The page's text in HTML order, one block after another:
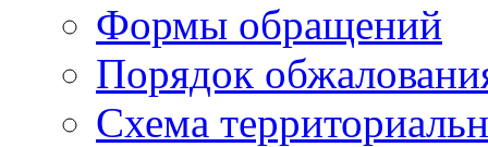
Формы обращений
Порядок
Схема